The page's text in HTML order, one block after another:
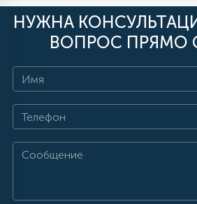
НУЖНА
ВОПРОС ПРЯМО